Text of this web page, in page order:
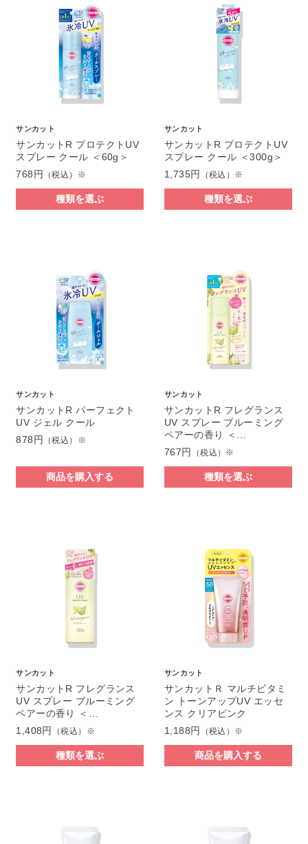
サンカット
サンカットR プロテクトUV
スプレー クール ＜60g＞
768円 （税込）※
種類を選ぶ
サンカット
サンカットR プロテクトUV
スプレー クール ＜300g＞
1,735円
（税込）※
種類を選ぶ
サンカット
サンカットR パーフェクト
UV ジェル クール
878円
（税込）※
商品を購入する
サンカット
サンカットR フレグランス
UV スプレー ブルーミング
ペアーの香り ＜…
767円
（税込）※
種類を選ぶ
サンカット
サンカットR フレグランス
UV スプレー ブルーミング
ペアーの香り ＜…
1,408円
（税込）※
種類を選ぶ
サンカット
サンカットＲ マルチビタミ
ン トーンアップUV エッセ
ンス クリアピンク
1,188円
（税込）※
商品を購入する